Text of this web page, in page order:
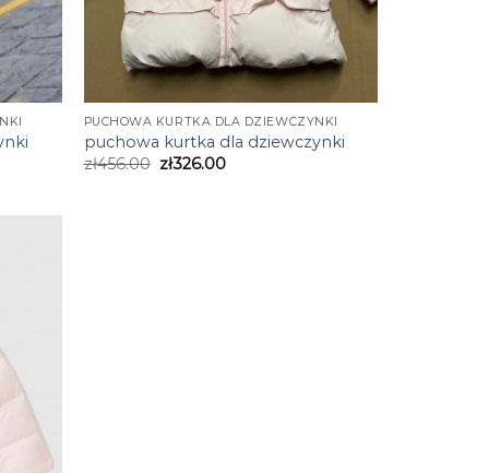
PUCHOWA KURTKA DLA DZIEWCZYNKI
puchowa kurtka dla dziewczynki
zł456.00 zł326.00